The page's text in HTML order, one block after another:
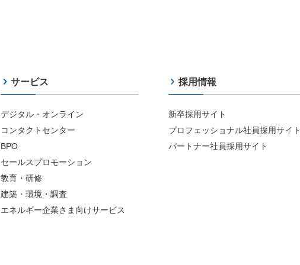
サービス
デジタル・オンライン
コンタクトセンター
BPO
セールスプロモーション
教育・研修
建築・環境・調査
エネルギー企業さま向けサービス
採用情報
新卒採用サイト
プロフェッショナル社員採用サイト
パートナー社員採用サイト